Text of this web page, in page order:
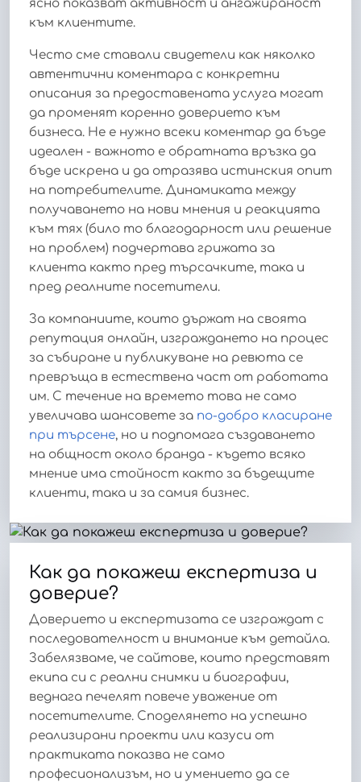
ясно показват активност и ангажираност
към клиентите.
Често сме ставали свидетели как няколко
автентични коментара с конкретни
описания за предоставената услуга могат
да променят коренно доверието към
бизнеса. Не е нужно всеки коментар да бъде
идеален - важното е обратната връзка да
бъде искрена и да отразява истинския опит
на потребителите. Динамиката между
получаването на нови мнения и реакцията
към тях (било то благодарност или решение
на проблем) подчертава грижата за
клиента както пред търсачките, така и
пред реалните посетители.
За компаниите, които държат на своята
репутация онлайн, изграждането на процес
за събиране и публикуване на ревюта се
превръща в естествена част от работата
им. С течение на времето това не само
увеличава шансовете за по-добро класиране
при търсене, но и подпомага създаването
на общност около бранда - където всяко
мнение има стойност както за бъдещите
клиенти, така и за самия бизнес.
Как да покажеш експертиза и
доверие?
Доверието и експертизата се изграждат с
последователност и внимание към детайла.
Забелязваме, че сайтове, които представят
екипа си с реални снимки и биографии,
веднага печелят повече уважение от
посетителите. Споделянето на успешно
реализирани проекти или казуси от
практиката показва не само
професионализъм, но и умението да се